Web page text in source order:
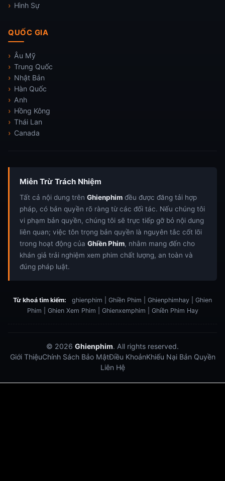
Hình Sự
QUỐC GIA
Âu Mỹ
Trung Quốc
Nhật Bản
Hàn Quốc
Anh
Hồng Kông
Thái Lan
Canada
Miễn Trừ Trách Nhiệm
Tất cả nội dung trên Ghienphim đều được đăng tải hợp
pháp, có bản quyền rõ ràng từ các đối tác. Nếu chúng tôi
vi phạm bản quyền, chúng tôi sẽ trực tiếp gỡ bỏ nội dung
liên quan; việc tôn trọng bản quyền là nguyên tắc cốt lõi
trong hoạt động của Ghiền Phim, nhằm mang đến cho
khán giả trải nghiệm xem phim chất lượng, an toàn và
đúng pháp luật.
Từ khoá tìm kiếm:
ghienphim | Ghiền Phim | Ghienphimhay | Ghien
Phim | Ghien Xem Phim | Ghienxemphim | Ghiền Phim Hay
© 2026 Ghienphim. All rights reserved.
Giới ThiệuChính Sách Bảo MậtĐiều KhoảnKhiếu Nại Bản Quyền
Liên Hệ